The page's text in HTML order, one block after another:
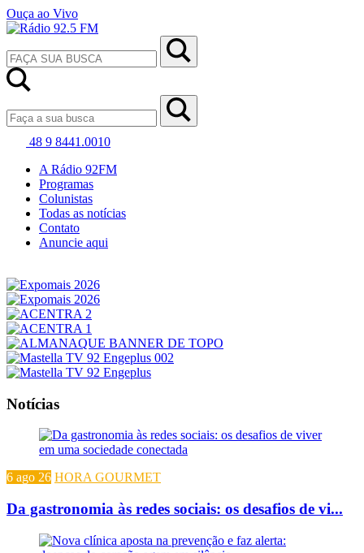
Ouça ao Vivo
48 9 8441.0010
A Rádio 92FM
Programas
Colunistas
Todas as notícias
Contato
Anuncie aqui
Notícias
6 ago 26 HORA GOURMET
Da gastronomia às redes sociais: os desafios de vi...